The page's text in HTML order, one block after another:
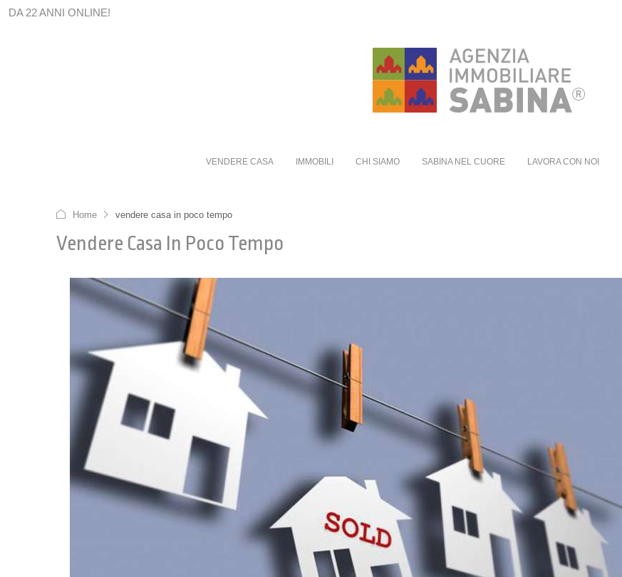
DA 22 ANNI ONLINE!
VENDERE CASA IMMOBILI CHI SIAMO SABINA NEL CUORE LAVORA CON NOI
Home vendere casa in poco tempo
Vendere Casa In Poco Tempo